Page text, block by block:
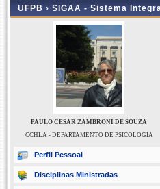
UFPB › SIGAA - Sistema
PAULO CESAR ZAMBRONI DE SOUZA
CCHLA - DEPARTAMENTO DE PSICOLOGIA
Perfil Pessoal
Disciplinas Ministradas